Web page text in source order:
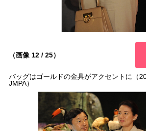
（画像 12 / 25）
バッグはゴールドの金具がアクセントに（
JMPA）